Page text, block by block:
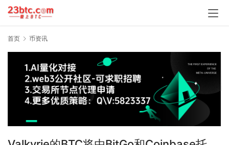
首页 币资讯